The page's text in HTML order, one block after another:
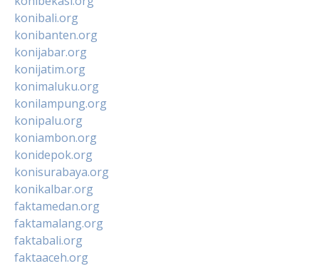
konibali.org
konibanten.org
konijabar.org
konijatim.org
konimaluku.org
konilampung.org
konipalu.org
koniambon.org
konidepok.org
konisurabaya.org
konikalbar.org
faktamedan.org
faktamalang.org
faktabali.org
faktaaceh.org